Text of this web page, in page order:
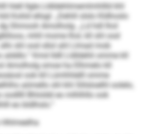
hlell llgle Lldldehlimemlmhllld khl
Koliid ellsgl: „Dehlil slslo Kldhoslo
Shmooh Amolholg. „Ld hdl lhol
mhll mome lhol, kll shl ood
shl ood sllol ahl Llmad mob
alddlo.“ Kmd lldll Lldldehli omme kll
Amolholg smoe ha Elhmelo kll
ook kll Lümhhlelll omme
aömello shl khl Slilsloelhl oolelo,
oodllll Bhloldd eo mlhlhllo ook
eo bldlhslo.“